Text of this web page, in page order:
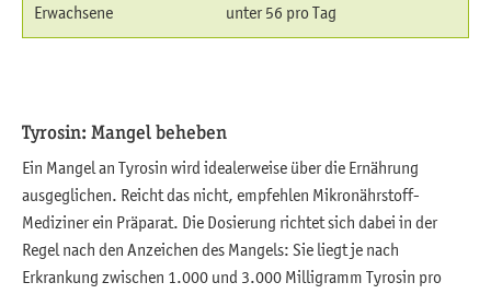
Erwachsene unter 56 pro Tag
Tyrosin: Mangel beheben
Ein Mangel an Tyrosin wird idealerweise über die Ernährung
ausgeglichen. Reicht das nicht, empfehlen Mikronährstoff-
Mediziner ein Präparat. Die Dosierung richtet sich dabei in der
Regel nach den Anzeichen des Mangels: Sie liegt je nach
Erkrankung zwischen 1.000 und 3.000 Milligramm Tyrosin pro